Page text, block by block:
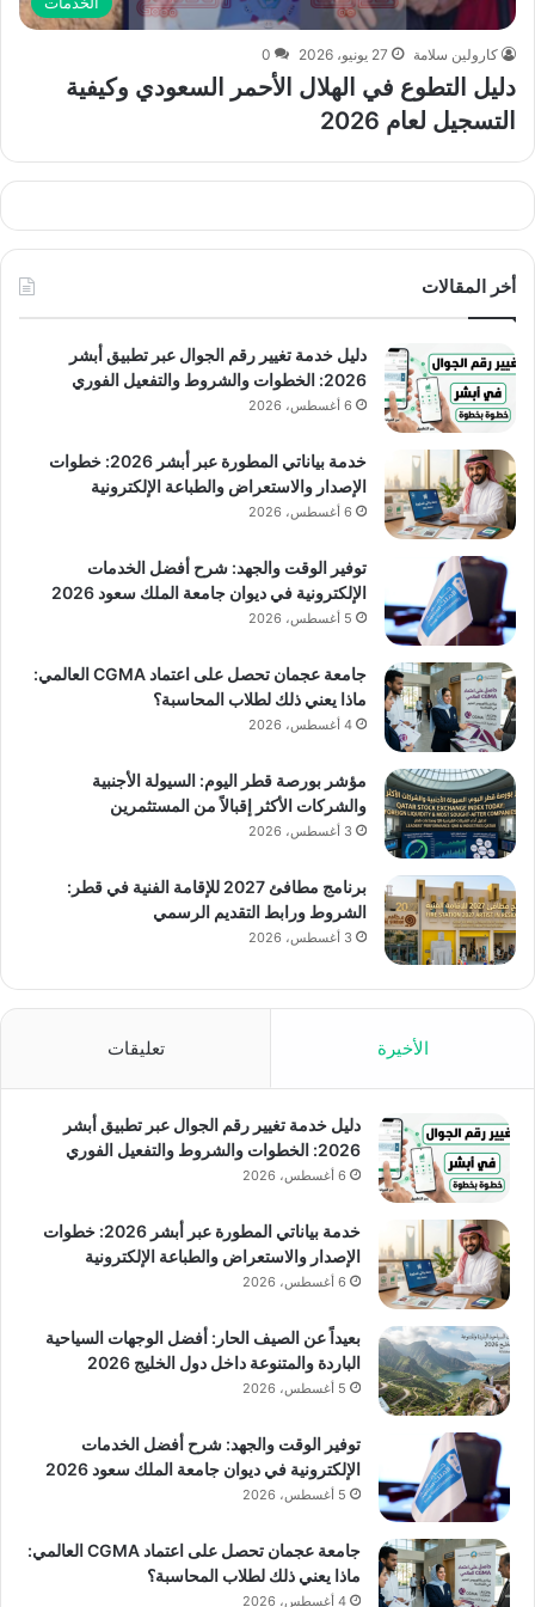
كارولين سلامة 27 يونيو، 2026 0
دليل التطوع في الهلال الأحمر السعودي وكيفية
التسجيل لعام 2026
أخر المقالات
دليل خدمة تغيير رقم الجوال عبر تطبيق أبشر
2026: الخطوات والشروط والتفعيل الفوري
6 أغسطس، 2026
خدمة بياناتي المطورة عبر أبشر 2026: خطوات
الإصدار والاستعراض والطباعة الإلكترونية
6 أغسطس، 2026
توفير الوقت والجهد: شرح أفضل الخدمات
الإلكترونية في ديوان جامعة الملك سعود 2026
5 أغسطس، 2026
جامعة عجمان تحصل على اعتماد CGMA العالمي:
ماذا يعني ذلك لطلاب المحاسبة؟
4 أغسطس، 2026
مؤشر بورصة قطر اليوم: السيولة الأجنبية
والشركات الأكثر إقبالاً من المستثمرين
3 أغسطس، 2026
برنامج مطافئ 2027 للإقامة الفنية في قطر:
الشروط ورابط التقديم الرسمي
3 أغسطس، 2026
الأخيرة تعليقات
دليل خدمة تغيير رقم الجوال عبر تطبيق أبشر
2026: الخطوات والشروط والتفعيل الفوري
6 أغسطس، 2026
خدمة بياناتي المطورة عبر أبشر 2026: خطوات
الإصدار والاستعراض والطباعة الإلكترونية
6 أغسطس، 2026
بعيداً عن الصيف الحار: أفضل الوجهات السياحية
الباردة والمتنوعة داخل دول الخليج 2026
5 أغسطس، 2026
توفير الوقت والجهد: شرح أفضل الخدمات
الإلكترونية في ديوان جامعة الملك سعود 2026
5 أغسطس، 2026
جامعة عجمان تحصل على اعتماد CGMA العالمي:
ماذا يعني ذلك لطلاب المحاسبة؟
4 أغسطس، 2026